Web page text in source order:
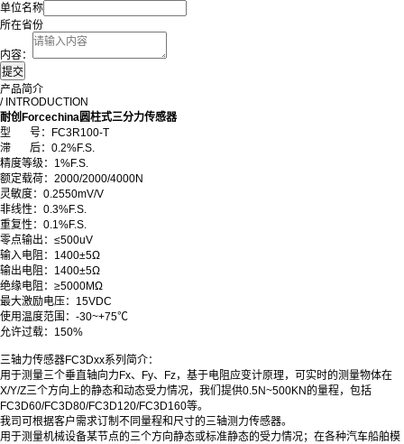
单位名称
所在省份
内容：
产品简介
/ INTRODUCTION
耐创Forcechina圆柱式三分力传感器
型 号：FC3R100-T
滞 后：0.2%F.S.
精度等级：1%F.S.
额定载荷：2000/2000/4000N
灵敏度：0.2550mV/V
非线性：0.3%F.S.
重复性：0.1%F.S.
零点输出：≤500uV
输入电阻：1400±5Ω
输出电阻：1400±5Ω
绝缘电阻：≥5000MΩ
最大激励电压：15VDC
使用温度范围：-30~+75℃
允许过载：150%
三轴力传感器FC3Dxx系列简介：
用于测量三个垂直轴向力Fx、Fy、Fz，基于电阻应变计原理，可实时的测量物体在
X/Y/Z三个方向上的静态和动态受力情况，我们提供0.5N~500KN的量程，包括
FC3D60/FC3D80/FC3D120/FC3D160等。
我司可根据客户需求订制不同量程和尺寸的三轴测力传感器。
用于测量机械设备某节点的三个方向静态或标准静态的受力情况；在各种汽车船舶模